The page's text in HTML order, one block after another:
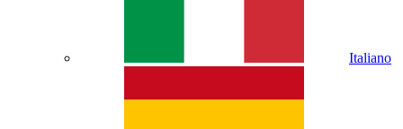
Italiano